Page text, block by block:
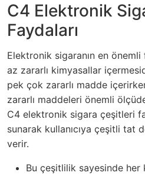
C4 Elektronik
Faydaları
Elektronik sigaranın en
az zararlı kimyasallar
pek çok zararlı madde
zararlı maddeleri önemli
C4 elektronik sigara çeşitleri
sunarak kullanıcıya çeşitli tat
verir.
Bu çeşitlilik sayesinde her